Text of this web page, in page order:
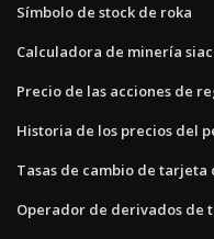
Símbolo de stock de roka
Calculadora de minería
Precio de las acciones de
Historia de los precios del
Tasas de cambio de
Operador de derivados de